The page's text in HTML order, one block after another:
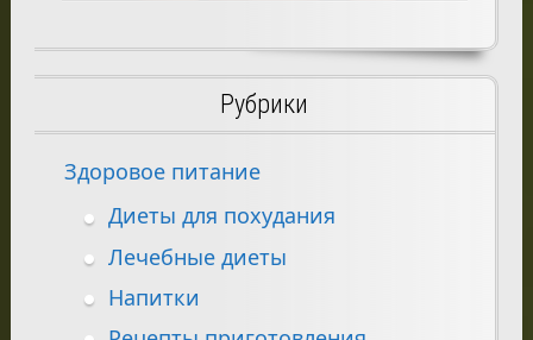
Рубрики
Здоровое питание
Диеты для похудания
Лечебные диеты
Напитки